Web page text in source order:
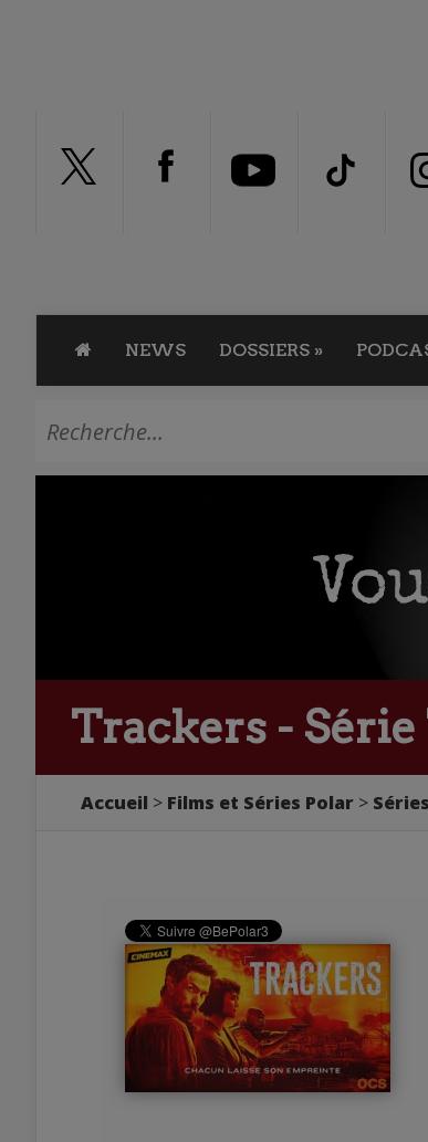
NEWS DOSSIERS »
Trackers - Série
Accueil Films et Séries Polar